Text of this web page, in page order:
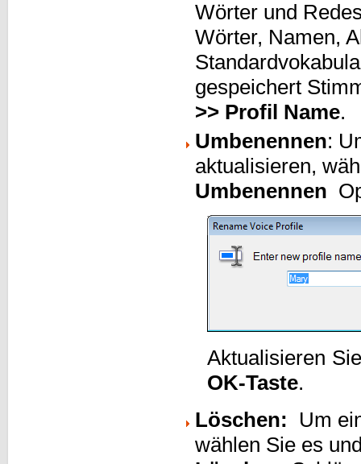
Wörter und
Wörter, Namen,
gespeichert
>> Profil Name.
Umbenennen:
aktualisieren,
Umbenennen
Aktualisieren
OK-Taste.
Löschen: Um
wählen Sie es